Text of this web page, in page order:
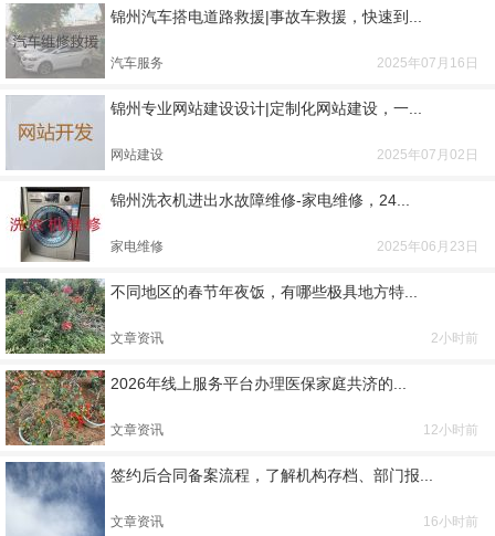
锦州汽车搭电道路救援|事故车救援，快速到...
汽车服务 2025年07月16日
锦州专业网站建设设计|定制化网站建设，一...
网站建设 2025年07月02日
锦州洗衣机进出水故障维修-家电维修，24...
家电维修 2025年06月23日
不同地区的春节年夜饭，有哪些极具地方特...
文章资讯 2小时前
2026年线上服务平台办理医保家庭共济的...
文章资讯 12小时前
签约后合同备案流程，了解机构存档、部门报...
文章资讯 16小时前